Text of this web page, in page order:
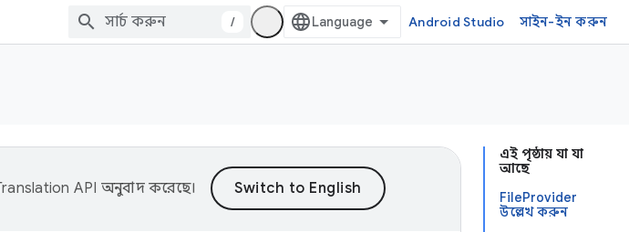
/ Android Studio সাইন-ইন করুন
এই পৃষ্ঠায় যা যা
আছে
FileProvider
উল্লেখ করুন
API অনুবাদ করেছে।